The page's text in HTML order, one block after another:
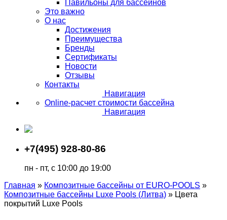
Павильоны для бассейнов
Это важно
О нас
Достижения
Преимущества
Бренды
Сертификаты
Новости
Отзывы
Контакты
Навигация
Online-расчет стоимости бассейна
Навигация
+7(495) 928-80-86
пн - пт, с 10:00 до 19:00
Главная » Композитные бассейны от EURO-POOLS »
Композитные бассейны Luxe Pools (Литва) » Цвета
покрытий Luxe Pools